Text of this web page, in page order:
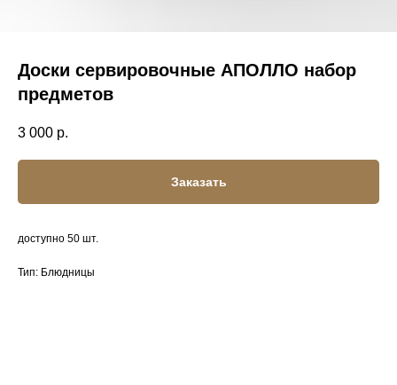
Доски сервировочные АПОЛЛО набор
предметов
3 000 р.
Заказать
доступно 50 шт.
Тип: Блюдницы